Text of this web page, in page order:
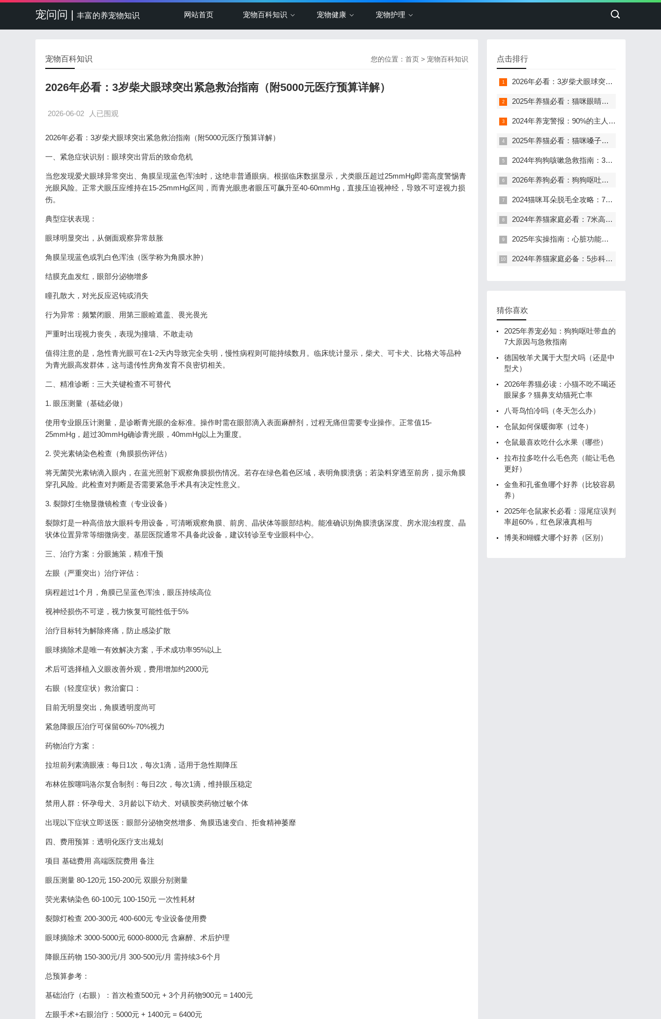
宠问问 | 丰富的养宠物知识 网站首页 宠物百科知识 宠物健康 宠物护理
您的位置： 首页 > 宠物百科知识
宠物百科知识
2026年必看：3岁柴犬眼球突出紧急救治指南（附5000元医疗预算详解）
2026-06-02 人已围观
2026年必看：3岁柴犬眼球突出紧急救治指南（附5000元医疗预算详解）
一、紧急症状识别：眼球突出背后的致命危机
当您发现爱犬眼球异常突出、角膜呈现蓝色浑浊时，这绝非普通眼病。根据临床数据显示，犬类眼压超过25mmHg即需高度警惕青
光眼风险。正常犬眼压应维持在15-25mmHg区间，而青光眼患者眼压可飙升至40-60mmHg，直接压迫视神经，导致不可逆视力损
伤。
典型症状表现：
眼球明显突出，从侧面观察异常鼓胀
角膜呈现蓝色或乳白色浑浊（医学称为角膜水肿）
结膜充血发红，眼部分泌物增多
瞳孔散大，对光反应迟钝或消失
行为异常：频繁闭眼、用第三眼睑遮盖、畏光畏光
严重时出现视力丧失，表现为撞墙、不敢走动
值得注意的是，急性青光眼可在1-2天内导致完全失明，慢性病程则可能持续数月。临床统计显示，柴犬、可卡犬、比格犬等品种
为青光眼高发群体，这与遗传性房角发育不良密切相关。
二、精准诊断：三大关键检查不可替代
1. 眼压测量（基础必做）
使用专业眼压计测量，是诊断青光眼的金标准。操作时需在眼部滴入表面麻醉剂，过程无痛但需要专业操作。正常值15-
25mmHg，超过30mmHg确诊青光眼，40mmHg以上为重度。
2. 荧光素钠染色检查（角膜损伤评估）
将无菌荧光素钠滴入眼内，在蓝光照射下观察角膜损伤情况。若存在绿色着色区域，表明角膜溃疡；若染料穿透至前房，提示角膜
穿孔风险。此检查对判断是否需要紧急手术具有决定性意义。
3. 裂隙灯生物显微镜检查（专业设备）
裂隙灯是一种高倍放大眼科专用设备，可清晰观察角膜、前房、晶状体等眼部结构。能准确识别角膜溃疡深度、房水混浊程度、晶
状体位置异常等细微病变。基层医院通常不具备此设备，建议转诊至专业眼科中心。
三、治疗方案：分眼施策，精准干预
左眼（严重突出）治疗评估：
病程超过1个月，角膜已呈蓝色浑浊，眼压持续高位
视神经损伤不可逆，视力恢复可能性低于5%
治疗目标转为解除疼痛，防止感染扩散
眼球摘除术是唯一有效解决方案，手术成功率95%以上
术后可选择植入义眼改善外观，费用增加约2000元
右眼（轻度症状）救治窗口：
目前无明显突出，角膜透明度尚可
紧急降眼压治疗可保留60%-70%视力
药物治疗方案：
拉坦前列素滴眼液：每日1次，每次1滴，适用于急性期降压
布林佐胺噻吗洛尔复合制剂：每日2次，每次1滴，维持眼压稳定
禁用人群：怀孕母犬、3月龄以下幼犬、对磺胺类药物过敏个体
出现以下症状立即送医：眼部分泌物突然增多、角膜迅速变白、拒食精神萎靡
四、费用预算：透明化医疗支出规划
项目 基础费用 高端医院费用 备注
眼压测量 80-120元 150-200元 双眼分别测量
荧光素钠染色 60-100元 100-150元 一次性耗材
裂隙灯检查 200-300元 400-600元 专业设备使用费
眼球摘除术 3000-5000元 6000-8000元 含麻醉、术后护理
降眼压药物 150-300元/月 300-500元/月 需持续3-6个月
总预算参考：
基础治疗（右眼）：首次检查500元 + 3个月药物900元 = 1400元
左眼手术+右眼治疗：5000元 + 1400元 = 6400元
点击排行
2026年必看：3岁柴犬眼球突出紧急救治指南（附5000元医疗预算详解）
2025年养猫必看：猫咪眼睛长肉了？别慌！第三眼睑问题全解析
2024年养宠警报：90%的主人忽略的狗狗眼泪背后的健康密码
2025年养猫必看：猫咪嗓子哑了鼻子呼噜，这7个关键问题决定生死
2024年狗狗咳嗽急救指南：3大危险信号与5步救命方案
2026年养狗必看：狗狗呕吐全解析，8成主人不知道的救命细节
2024猫咪耳朵脱毛全攻略：7天快速识别与科学处理指南
2024年养猫家庭必看：7米高空坠落后的紧急处理指南
2025年实操指南：心脏功能偏弱的狗狗，绝育与脐疝修复手术能否安全进行？3岁半边牧家长必看
2024年养猫家庭必备：5步科学处理猫咪打架咬伤，85%的感染风险这样避免
猜你喜欢
2025年养宠必知：狗狗呕吐带血的
7大原因与急救指南
德国牧羊犬属于大型犬吗（还是中
型犬）
2026年养猫必读：小猫不吃不喝还
眼屎多？猫鼻支幼猫死亡率
八哥鸟怕冷吗（冬天怎么办）
仓鼠如何保暖御寒（过冬）
仓鼠最喜欢吃什么水果（哪些）
拉布拉多吃什么毛色亮（能让毛色
更好）
金鱼和孔雀鱼哪个好养（比较容易
养）
2025年仓鼠家长必看：湿尾症误判
率超60%，红色尿液真相与
博美和蝴蝶犬哪个好养（区别）